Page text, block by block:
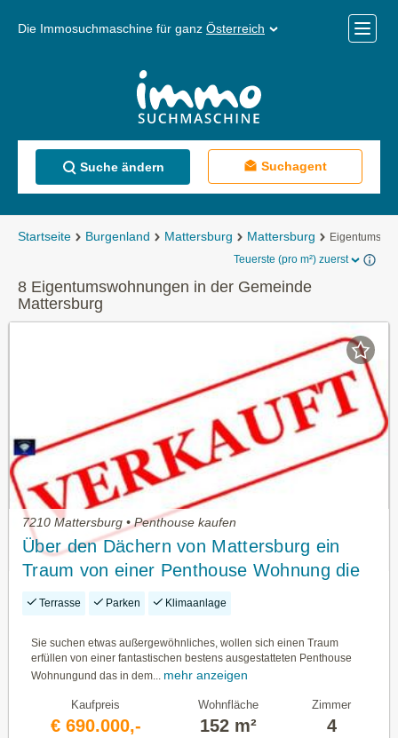
Die Immosuchmaschine für ganz Österreich
Menü
Suche ändern Suchagent
Startseite Burgenland Mattersburg Mattersburg
Teuerste (pro m²) zuerst
8 Eigentumswohnungen in der Gemeinde
Mattersburg
7210 Mattersburg • Penthouse kaufen
Über den Dächern von Mattersburg ein
Traum von einer Penthouse Wohnung die
alle Herzen höher schlagen lässt-13217
Terrasse Parken Klimaanlage
Sie suchen etwas außergewöhnliches, wollen sich einen Traum
erfüllen von einer fantastischen bestens ausgestatteten Penthouse
Wohnungund das in dem...
mehr anzeigen
Kaufpreis
€ 690.000,-
Wohnfläche
152 m²
Zimmer
4